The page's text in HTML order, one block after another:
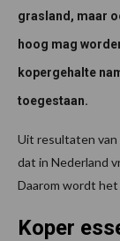
grasland, maar
hoog mag
kopergehalte
toegestaan.
Uit resultaten van
dat in Nederland
Daarom wordt
Koper